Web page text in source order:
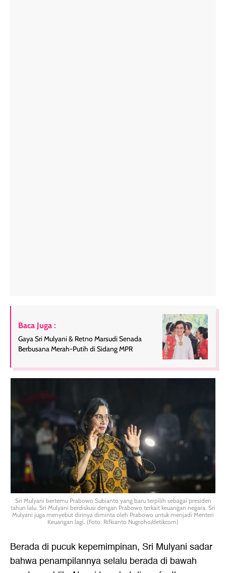
Baca Juga :
Gaya Sri Mulyani & Retno Marsudi Senada
Berbusana Merah-Putih di Sidang MPR
Sri Mulyani bertemu Prabowo Subianto yang baru terpilih sebagai presiden
tahun lalu. Sri Mulyani berdiskusi dengan Prabowo terkait keuangan negara. Sri
Mulyani juga menyebut dirinya diminta oleh Prabowo untuk menjadi Menteri
Keuangan lagi. (Foto: Rifkianto Nugroho/detikcom)
Berada di pucuk kepemimpinan, Sri Mulyani sadar
bahwa penampilannya selalu berada di bawah